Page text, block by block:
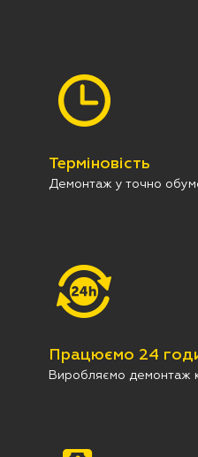
Терміновість
Демонтаж у точно
Працюємо 24
Виробляємо демонтаж